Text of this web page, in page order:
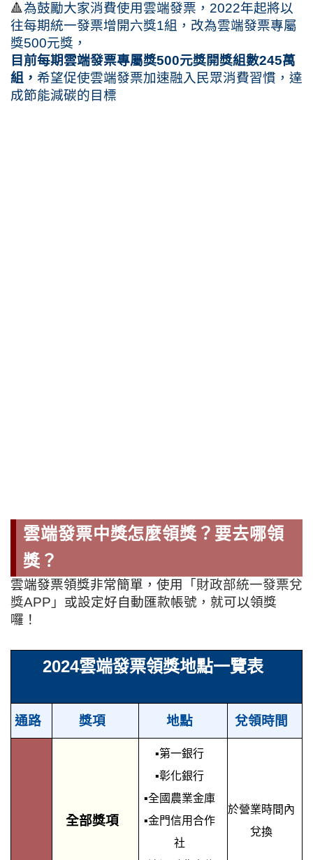
🔺為鼓勵大家消費使用雲端發票，2022年起將以
往每期統一發票增開六獎1組，改為雲端發票專屬
獎500元獎，
目前每期雲端發票專屬獎500元獎開獎組數245萬
組， 希望促使雲端發票加速融入民眾消費習慣，達
成節能減碳的目標
雲端發票中獎怎麼領獎？要去哪領
獎？
雲端發票領獎非常簡單，使用
「財政部統一發票兌
獎APP」 或設定好自動匯款帳號，就可以領獎
囉！
2024雲端發票領獎地點一覽表
通路 獎項 地點 兌領時間
全部獎項
▪第一銀行
▪彰化銀行
▪全國農業金庫
▪金門信用合作
社
於營業時間內
兌換